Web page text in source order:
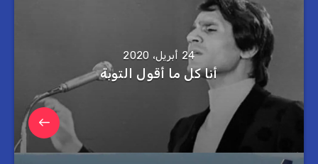
24 أبريل، 2020
أنا كل ما أقول التوبة